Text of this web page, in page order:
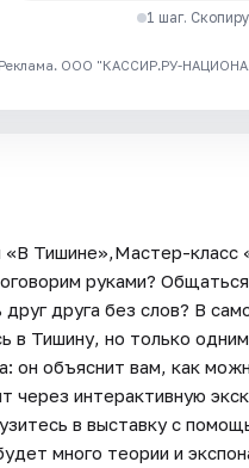
1 шаг.
Реклама. ООО "КАССИР.РУ-
«В Тишине»,Мастер-класс
руками?
друга без слов? В
Тишину, но только
он объяснит вам, как
через интерактивную
в выставку с
много теории и